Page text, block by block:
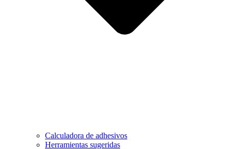
Calculadora de adhesivos
Herramientas sugeridas